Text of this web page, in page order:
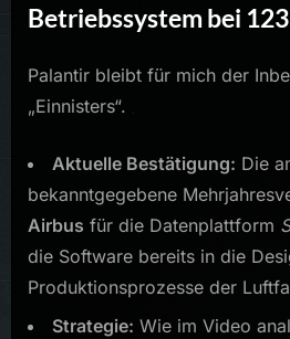
Betriebssystem bei
Palantir bleibt für mich der
„Einnisters“.
Aktuelle Bestätigung: Die
bekanntgegebene
Airbus für die Datenplattform
die Software bereits in die
Produktionsprozesse der
Strategie: Wie im Video